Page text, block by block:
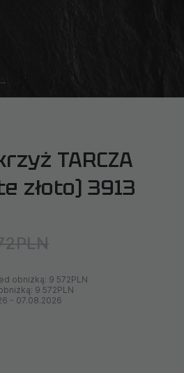
TARCZA
złoto) 3913
obniżką: 9 572PLN
9 572PLN
- 07.08.2026